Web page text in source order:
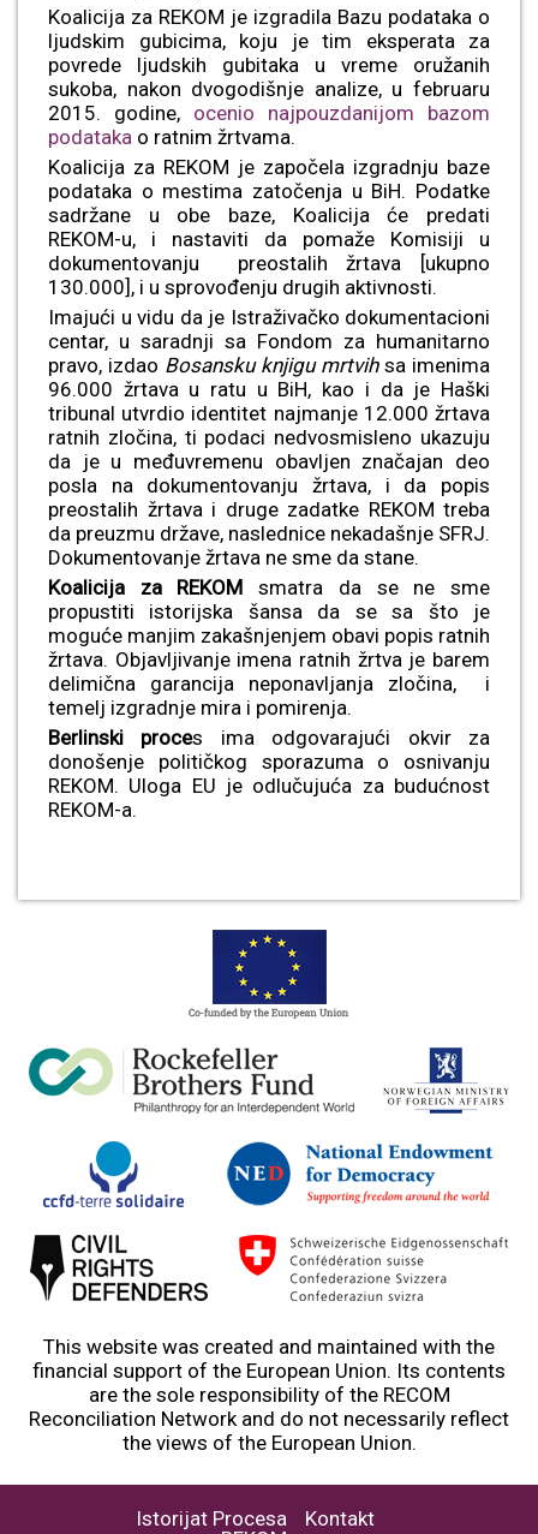
Koalicija za REKOM je izgradila Bazu podataka o
ljudskim gubicima, koju je tim eksperata za
povrede ljudskih gubitaka u vreme oružanih
sukoba, nakon dvogodišnje analize, u februaru
2015. godine, ocenio najpouzdanijom bazom
podataka o ratnim žrtvama.
Koalicija za REKOM je započela izgradnju baze
podataka o mestima zatočenja u BiH. Podatke
sadržane u obe baze, Koalicija će predati
REKOM-u, i nastaviti da pomaže Komisiji u
dokumentovanju preostalih žrtava [ukupno
130.000], i u sprovođenju drugih aktivnosti.
Imajući u vidu da je Istraživačko dokumentacioni
centar, u saradnji sa Fondom za humanitarno
pravo, izdao Bosansku knjigu mrtvihsa imenima
96.000 žrtava u ratu u BiH, kao i da je Haški
tribunal utvrdio identitet najmanje 12.000 žrtava
ratnih zločina, ti podaci nedvosmisleno ukazuju
da je u međuvremenu obavljen značajan deo
posla na dokumentovanju žrtava, i da popis
preostalih žrtava i druge zadatke REKOM treba
da preuzmu države, naslednice nekadašnje SFRJ.
Dokumentovanje žrtava ne sme da stane.
Koalicija za REKOM smatra da se ne sme
propustiti istorijska šansa da se sa što je
moguće manjim zakašnjenjem obavi popis ratnih
žrtava. Objavljivanje imena ratnih žrtva je barem
delimična garancija neponavljanja zločina, i
temelj izgradnje mira i pomirenja.
Berlinski proces ima odgovarajući okvir za
donošenje političkog sporazuma o osnivanju
REKOM. Uloga EU je odlučujuća za budućnost
REKOM-a.
This website was created and maintained with the
financial support of the European Union. Its contents
are the sole responsibility of the RECOM
Reconciliation Network and do not necessarily reflect
the views of the European Union.
Istorijat Procesa
Kontakt